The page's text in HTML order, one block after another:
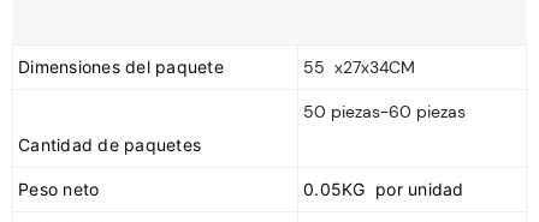
Dimensiones del paquete 55 x27x34CM
50 piezas-60 piezas
Peso neto 0.05KG por unidad